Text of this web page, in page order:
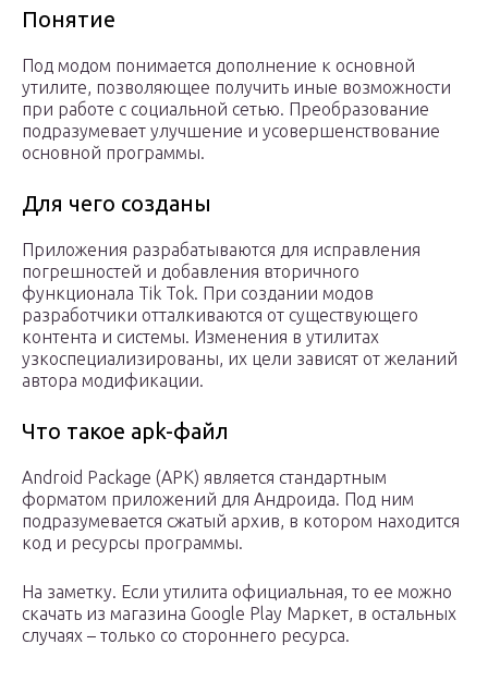
Понятие
Под модом понимается дополнение к основной
утилите, позволяющее получить иные возможности
при работе с социальной сетью. Преобразование
подразумевает улучшение и усовершенствование
основной программы.
Для чего созданы
Приложения разрабатываются для исправления
погрешностей и добавления вторичного
функционала Tik Tok. При создании модов
разработчики отталкиваются от существующего
контента и системы. Изменения в утилитах
узкоспециализированы, их цели зависят от желаний
автора модификации.
Что такое apk-файл
Android Package (APK) является стандартным
форматом приложений для Андроида. Под ним
подразумевается сжатый архив, в котором находится
код и ресурсы программы.
На заметку. Если утилита официальная, то ее можно
скачать из магазина Google Play Маркет, в остальных
случаях – только со стороннего ресурса.